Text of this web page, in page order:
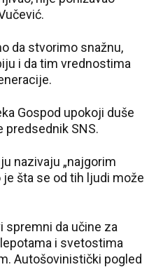
da stvorimo snažnu,
i da tim vrednostima
Gospod upokoji duše
predsednik SNS.
nazivaju „najgorim
šta se od tih ljudi može
spremni da učine za
i svetostima
Autošovinistički pogled